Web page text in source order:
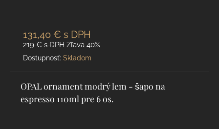
131,40 € s DPH
219 €s DPH Zľava 40%
Dostupnosť: Skladom
OPAL ornament modrý lem - šapo na
espresso 110ml pre 6 os.